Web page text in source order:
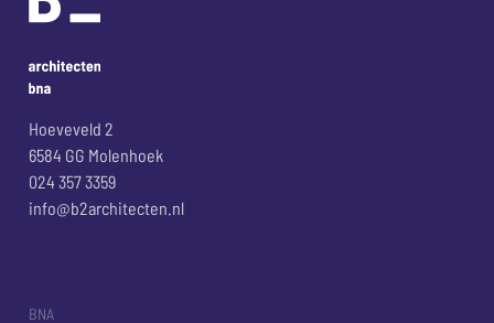
Hoeveveld 2
6584 GG Molenhoek
024 357 3359
info@b2architecten.nl
BNA